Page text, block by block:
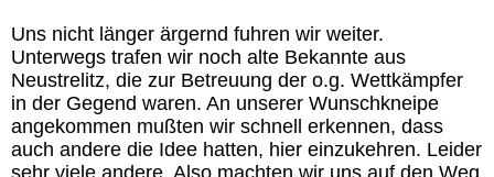
Uns nicht länger ärgernd fuhren wir weiter.
Unterwegs trafen wir noch alte Bekannte aus
Neustrelitz, die zur Betreuung der o.g. Wettkämpfer
in der Gegend waren. An unserer Wunschkneipe
angekommen mußten wir schnell erkennen, dass
auch andere die Idee hatten, hier einzukehren. Leider
sehr viele andere. Also machten wir uns auf den Weg